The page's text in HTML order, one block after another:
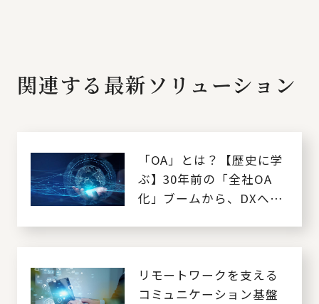
関連する最新ソリューション
「OA」とは？【歴史に学
ぶ】30年前の「全社OA
化」ブームから、DXへの
リモートワークを支える
コミュニケーション基盤